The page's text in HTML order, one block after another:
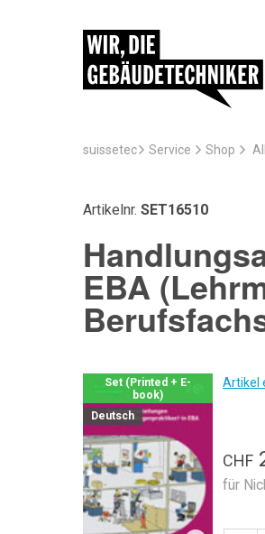
suissetec Service Shop
Artikelnr. SET16510
EBA
Set (Printed + E-
book)
Deutsch
Artikel
CHF
für